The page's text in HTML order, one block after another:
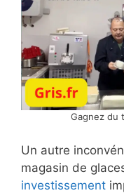
Gagnez du
Un autre
magasin de
investissement